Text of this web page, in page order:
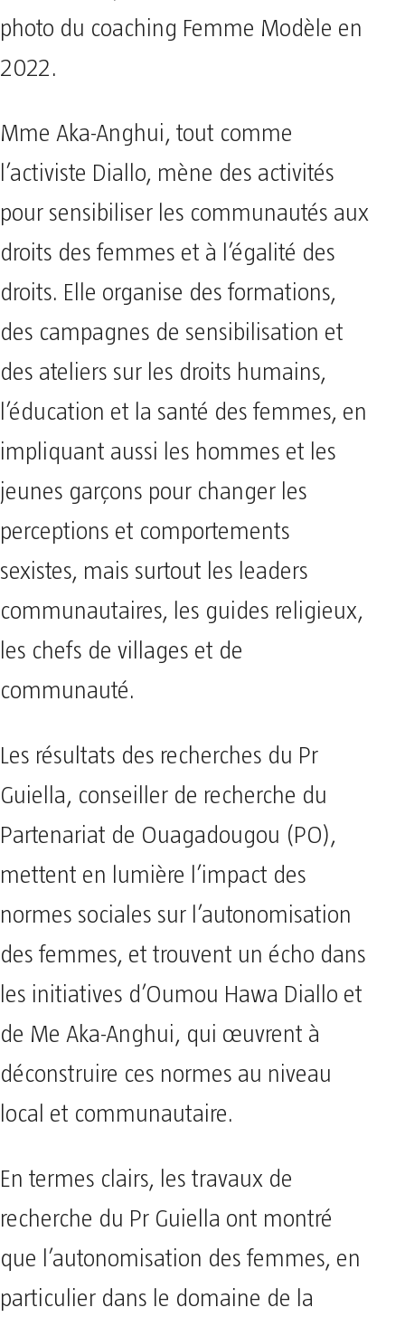
photo du coaching Femme Modèle en
2022.
Mme Aka-Anghui, tout comme
l’activiste Diallo, mène des activités
pour sensibiliser les communautés aux
droits des femmes et à l’égalité des
droits. Elle organise des formations,
des campagnes de sensibilisation et
des ateliers sur les droits humains,
l’éducation et la santé des femmes, en
impliquant aussi les hommes et les
jeunes garçons pour changer les
perceptions et comportements
sexistes, mais surtout les leaders
communautaires, les guides religieux,
les chefs de villages et de
communauté.
Les résultats des recherches du Pr
Guiella, conseiller de recherche du
Partenariat de Ouagadougou (PO),
mettent en lumière l’impact des
normes sociales sur l’autonomisation
des femmes, et trouvent un écho dans
les initiatives d’Oumou Hawa Diallo et
de Me Aka-Anghui, qui œuvrent à
déconstruire ces normes au niveau
local et communautaire.
En termes clairs, les travaux de
recherche du Pr Guiella ont montré
que l’autonomisation des femmes, en
particulier dans le domaine de la